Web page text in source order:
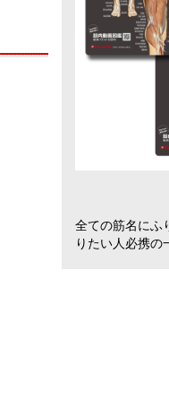
全ての筋名にふ
りたい人必携の